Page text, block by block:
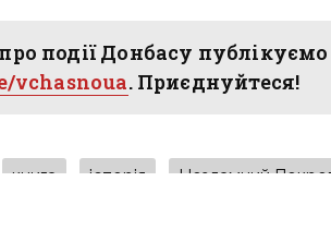
події Донбасу
vchasnoua. Приєднуйтеся!
книга історія Незламний